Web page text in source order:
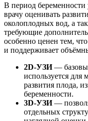
В период беременности
врачу оценивать
околоплодных вод, а
требующие
особенно ценен тем,
и поддерживает
2D-УЗИ—
используется
развития плода,
беременности.
3D-УЗИ—
отдельных